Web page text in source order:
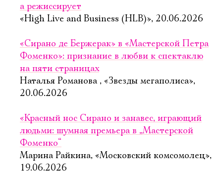
а режиссирует
«High Live and Business (HLB)», 20.06.2026
«Сирано де Бержерак» в «Мастерской Петра
Фоменко»: признание в любви к спектаклю
на пяти страницах
Наталья Романова , «Звезды мегаполиса»,
20.06.2026
«Красный нос Сирано и занавес, играющий
людьми: шумная премьера в „Мастерской
Фоменко“
Марина Райкина, «Московский комсомолец»,
19.06.2026